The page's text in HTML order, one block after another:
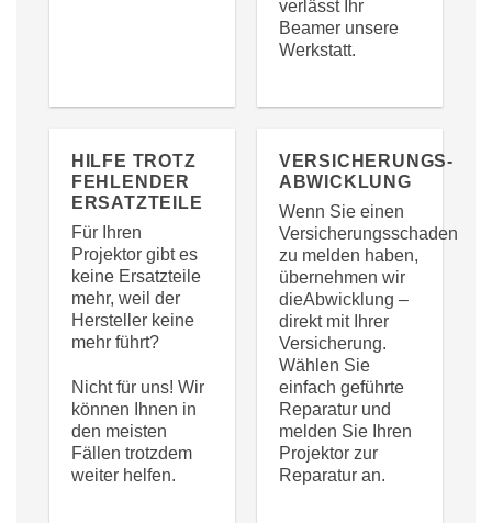
verlässt Ihr
Beamer unsere
Werkstatt.
HILFE TROTZ
FEHLENDER
ERSATZTEILE
Für Ihren
Projektor gibt es
keine Ersatzteile
mehr, weil der
Hersteller keine
mehr führt?
Nicht für uns! Wir
können Ihnen in
den meisten
Fällen trotzdem
weiter helfen.
VERSICHERUNGS-
ABWICKLUNG
Wenn Sie einen
Versicherungsschaden
zu melden haben,
übernehmen wir
dieAbwicklung –
direkt mit Ihrer
Versicherung.
Wählen Sie
einfach geführte
Reparatur und
melden Sie Ihren
Projektor zur
Reparatur an.